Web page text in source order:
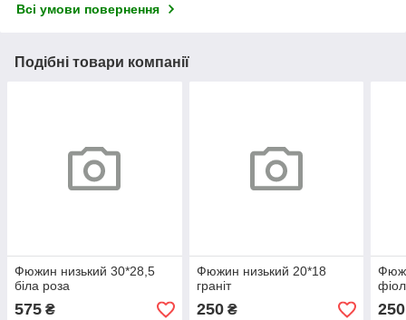
Всі умови повернення
Подібні товари компанії
Фюжин низький 30*28,5
біла роза
575 ₴
Фюжин низький 20*18
граніт
250₴ 250